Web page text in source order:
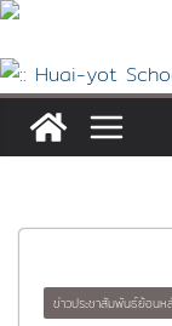
Skip
content
ข่าวประชาสัมพันธ์ย้อนห